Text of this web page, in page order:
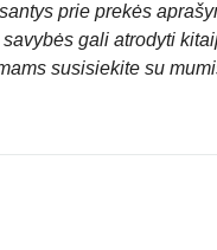
prie prekės
gali atrodyti
susisiekite su